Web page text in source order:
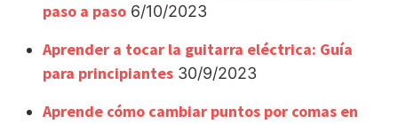
paso a paso 6/10/2023
Aprender a tocar la guitarra eléctrica: Guía
para principiantes 30/9/2023
Aprende cómo cambiar puntos por comas en